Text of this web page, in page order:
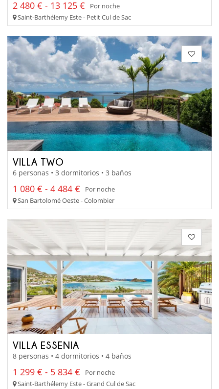
2 480 € - 13 125 €
Por noche
Saint-Barthélemy Este - Petit Cul de Sac
VILLA TWO
6 personas • 3 dormitorios • 3 baños
1 080 € - 4 484 €
Por noche
San Bartolomé Oeste - Colombier
VILLA ESSENIA
8 personas • 4 dormitorios • 4 baños
1 299 € - 5 834 €
Por noche
Saint-Barthélemy Este - Grand Cul de Sac